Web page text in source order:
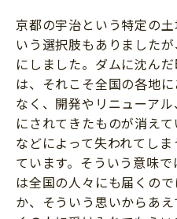
京都の宇治という特定の
いう選択肢もありました
にしました。ダムに沈ん
は、それこそ全国の各地
なく、開発やリニューア
にされてきたものが消え
などによって失われてし
ています。そういう意味
は全国の人々にも届くの
か、そういう思いからあ